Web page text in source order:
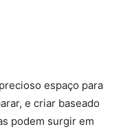
espaço para
e criar baseado
podem surgir em